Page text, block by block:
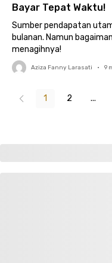
Bayar Tepat Waktu!
Sumber pendapatan
bulanan. Namun
menagihnya!
Aziza Fanny Larasati • 9
1 2 ...